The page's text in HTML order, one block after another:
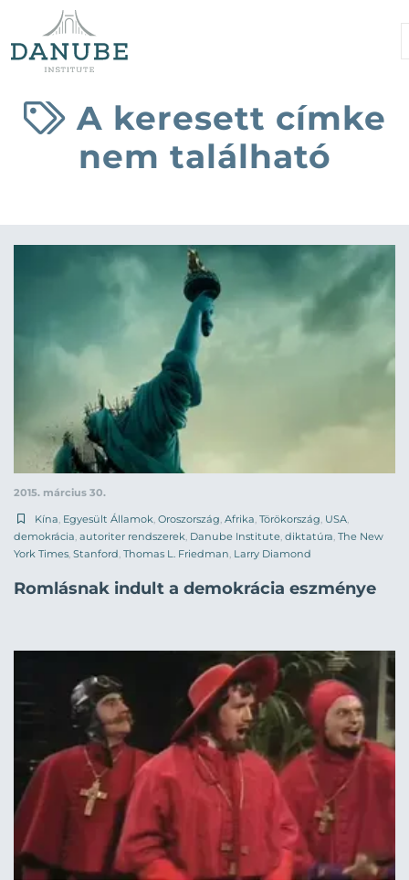
A keresett címke
nem található
2015. március 30.
Kína Egyesült Államok Oroszország Afrika Törökország USA
demokrácia autoriter rendszerek Danube Institute diktatúra The New
York Times Stanford Thomas L. Friedman Larry Diamond
Romlásnak indult a demokrácia eszménye